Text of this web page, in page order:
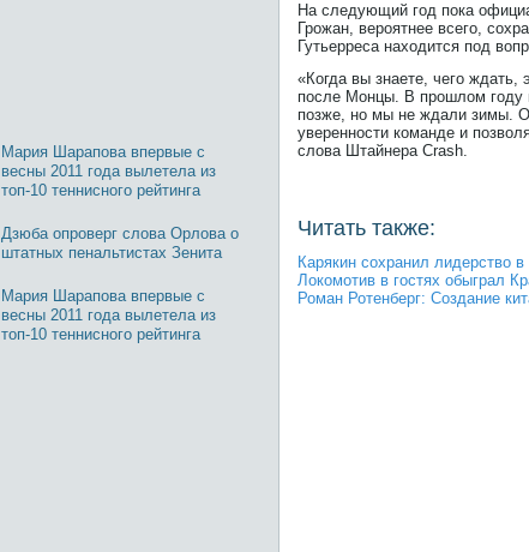
Мария Шарапова впервые с
весны 2011 года вылетела из
топ-10 теннисного рейтинга
Дзюба опроверг слова Орлова о
штатных пенальтистах Зенита
Мария Шарапова впервые с
весны 2011 года вылетела из
топ-10 теннисного рейтинга
На следующий год пока
Грожан, вероятнее всего,
Гутьерреса находится под
«Когда вы знаете, чего
после Монцы. В прошлом году
позже, но мы не ждали зимы.
уверенности команде и
слова Штайнера Crash.
Читать также:
Карякин сохранил лидерство
Локомотив в гостях обыграл
Роман Ротенберг: Создание